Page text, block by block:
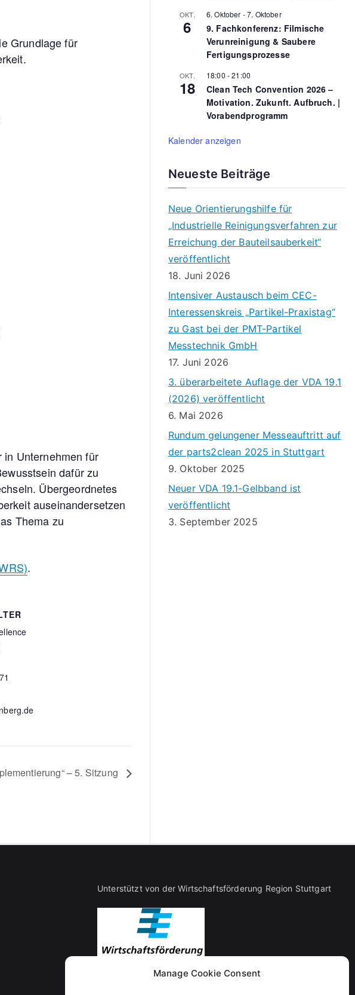
Manage Cookie Consent
Grundlage für
in Unternehmen für
dafür zu
Übergeordnetes
auseinandersetzen
Thema zu
.
– 5. Sitzung
OKT.
6
6. Oktober -7. Oktober
9. Fachkonferenz: Filmische
Verunreinigung & Saubere
Fertigungsprozesse
OKT.
18
18:00 -21:00
Clean Tech Convention 2026 –
Motivation. Zukunft. Aufbruch. |
Vorabendprogramm
Kalender anzeigen
Neueste Beiträge
Neue Orientierungshilfe für
„Industrielle Reinigungsverfahren zur
Erreichung der Bauteilsauberkeit“
veröffentlicht
18. Juni 2026
Intensiver Austausch beim CEC-
Interessenskreis „Partikel-Praxistag“
zu Gast bei der PMT-Partikel
Messtechnik GmbH
17. Juni 2026
3. überarbeitete Auflage der VDA 19.1
(2026) veröffentlicht
6. Mai 2026
Rundum gelungener Messeauftritt auf
der parts2clean 2025 in Stuttgart
9. Oktober 2025
Neuer VDA 19.1-Gelbband ist
veröffentlicht
3. September 2025
Unterstützt von der Wirtschaftsförderung Region Stuttgart